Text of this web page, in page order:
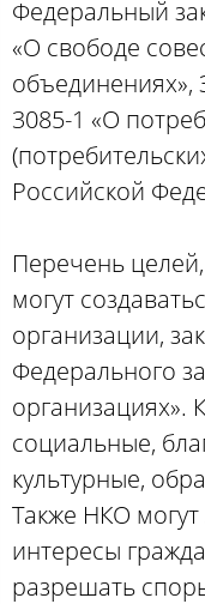
Федеральный
«О свободе
объединениях»,
3085-1 «О
Российской
Перечень
могут
организации,
Федерального
организациях».
социальные,
культурные,
Также НКО
интересы
разрешать